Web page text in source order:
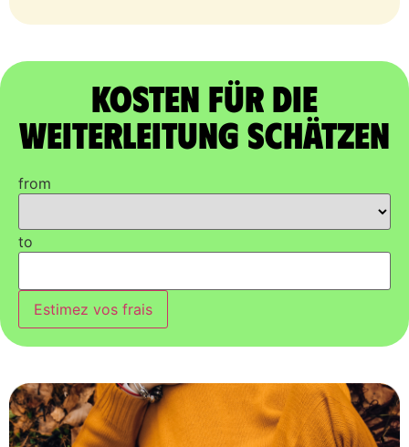
Kosten für die
Weiterleitung schätzen
from
to
Estimez vos frais